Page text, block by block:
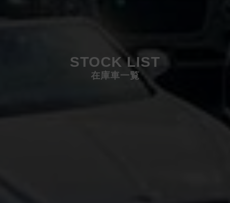
STOCK LIST
在庫車一覧